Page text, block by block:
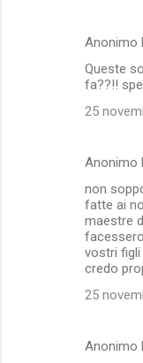
Anonimo
Queste
fa??!!
25
Anonimo
non
fatte ai
maestre
vostri
credo
25
Anonimo